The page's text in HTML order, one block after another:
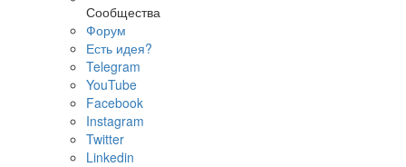
Сообщества
Форум
Есть идея?
Telegram
YouTube
Facebook
Instagram
Twitter
Linkedin